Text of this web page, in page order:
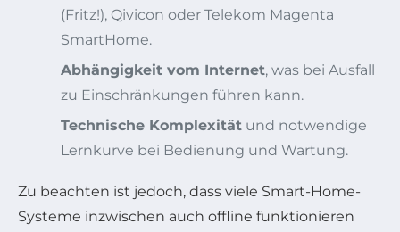
(Fritz!), Qivicon oder Telekom Magenta
SmartHome.
Abhängigkeit vom Internet, was bei Ausfall
zu Einschränkungen führen kann.
Technische Komplexität und notwendige
Lernkurve bei Bedienung und Wartung.
Zu beachten ist jedoch, dass viele Smart-Home-
Systeme inzwischen auch offline funktionieren